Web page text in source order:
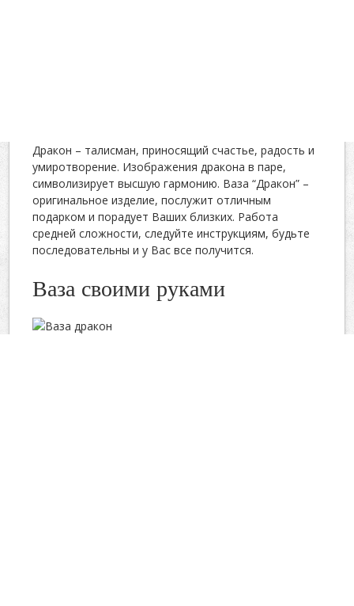
Дракон – талисман, приносящий счастье, радость и
умиротворение. Изображения дракона в паре,
символизирует высшую гармонию. Ваза “Дракон” –
оригинальное изделие, послужит отличным
подарком и порадует Ваших близких. Работа
средней сложности, следуйте инструкциям, будьте
последовательны и у Вас все получится.
Ваза своими руками